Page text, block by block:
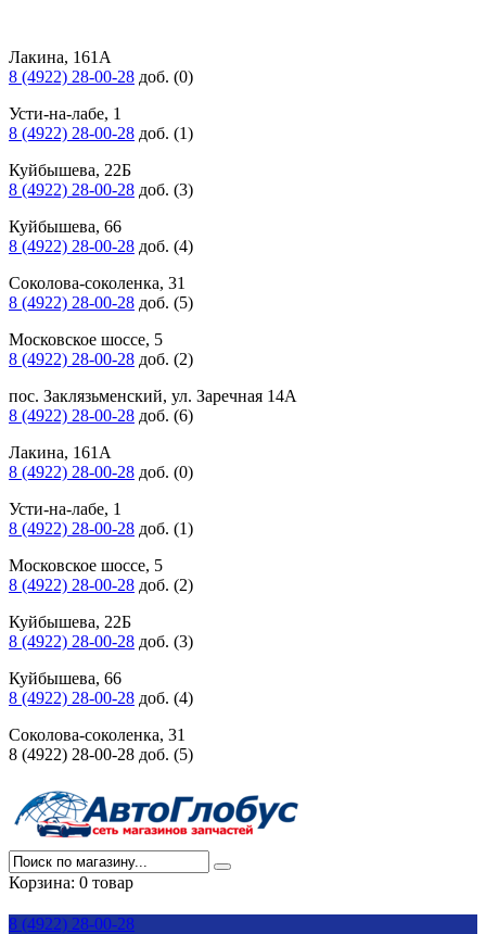
Лакина, 161А
8 (4922) 28-00-28 доб. (0)
Усти-на-лабе, 1
8 (4922) 28-00-28 доб. (1)
Куйбышева, 22Б
8 (4922) 28-00-28 доб. (3)
Куйбышева, 66
8 (4922) 28-00-28 доб. (4)
Соколова-соколенка, 31
8 (4922) 28-00-28 доб. (5)
Московское шоссе, 5
8 (4922) 28-00-28 доб. (2)
пос. Заклязьменский, ул. Заречная 14А
8 (4922) 28-00-28 доб. (6)
Лакина, 161А
8 (4922) 28-00-28 доб. (0)
Усти-на-лабе, 1
8 (4922) 28-00-28 доб. (1)
Московское шоссе, 5
8 (4922) 28-00-28 доб. (2)
Куйбышева, 22Б
8 (4922) 28-00-28 доб. (3)
Куйбышева, 66
8 (4922) 28-00-28 доб. (4)
Соколова-соколенка, 31
8 (4922) 28-00-28 доб. (5)
Корзина: 0 товар
8 (4922) 28-00-28